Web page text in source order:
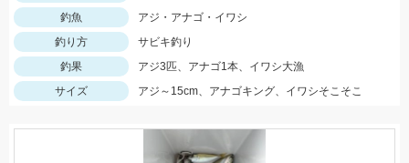
釣魚
アジ・アナゴ・イワシ
釣り方
サビキ釣り
釣果
アジ3匹、アナゴ1本、イワシ大漁
サイズ
アジ～15cm、アナゴキング、イワシそこそこ